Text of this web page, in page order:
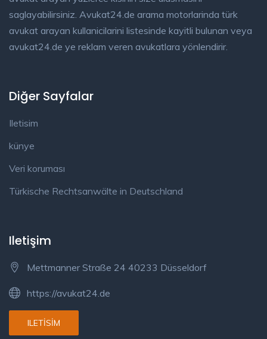
saglayabilirsiniz. Avukat24.de arama motorlarinda türk
avukat arayan kullanicilarini listesinde kayitli bulunan veya
avukat24.de ye reklam veren avukatlara yönlendirir.
Diğer Sayfalar
Iletisim
künye
Veri koruması
Türkische Rechtsanwälte in Deutschland
Iletişim
Mettmanner Straße 24 40233 Düsseldorf
https://avukat24.de
ILETISIM